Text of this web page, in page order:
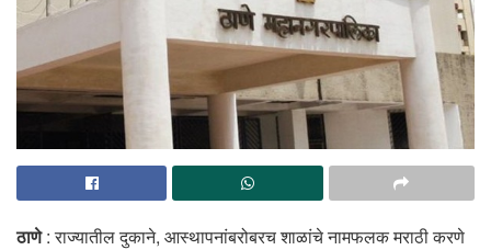
ठाणे: राज्यातील दुकाने, आस्थापनांबरोबरच शाळांचे नामफलक मराठी करणे